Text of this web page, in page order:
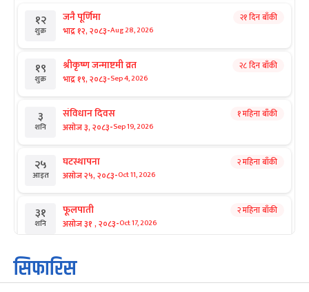
१२
शुक्र
जनै पूर्णिमा
भाद्र १२, २०८३-Aug 28, 2026
२१ दिन बाँकी
१९
शुक्र
श्रीकृष्ण जन्माष्टमी व्रत
भाद्र १९, २०८३-Sep 4, 2026
२८ दिन बाँकी
३
शनि
संविधान दिवस
असोज ३, २०८३-Sep 19, 2026
१ महिना बाँकी
२५
आइत
घटस्थापना
असोज २५, २०८३-Oct 11, 2026
२ महिना बाँकी
३१
शनि
फूलपाती
असोज ३१ , २०८३-Oct 17, 2026
२ महिना बाँकी
१
आइत
कार्तिक सङ्क्रान्ति
कार्तिक १, २०८३
सिफारिस